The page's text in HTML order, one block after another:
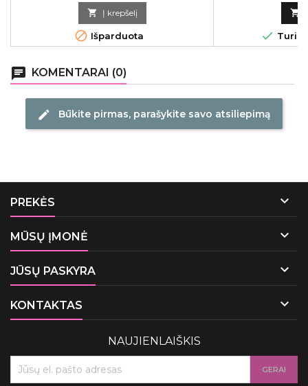
kaina
 Į krepšelį
 Išparduota


chat KOMENTARAI (0)
edit Būkite pirmas, parašykite savo atsiliepimą
PREKĖS 
MŪSŲ ĮMONĖ 
JŪSŲ PASKYRA 
KONTAKTAS 
NAUJIENLAIŠKIS